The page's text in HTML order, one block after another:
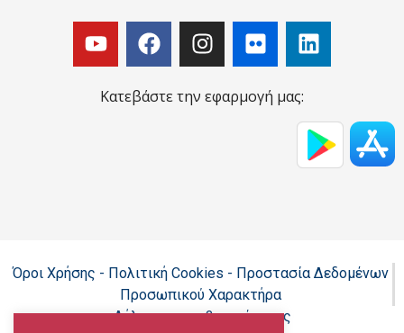
Κατεβάστε την εφαρμογή μας:
Όροι Χρήσης - Πολιτική Cookies - Προστασία Δεδομένων
Προσωπικού Χαρακτήρα
Δήλωση προσβασιμότητας